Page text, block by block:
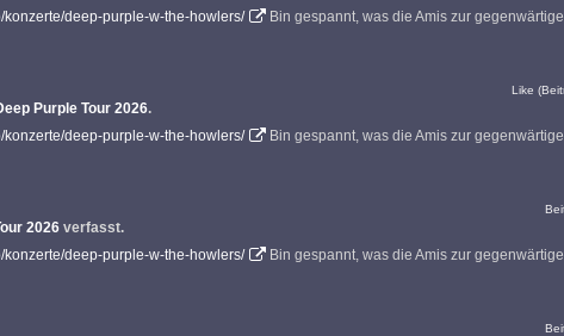
konzerte/deep-purple-w-the-howlers/
Bin gespannt, was die Amis zur
Purple Tour 2026.
Like
konzerte/deep-purple-w-the-howlers/
Bin gespannt, was die Amis zur
2026 verfasst.
konzerte/deep-purple-w-the-howlers/
Bin gespannt, was die Amis zur